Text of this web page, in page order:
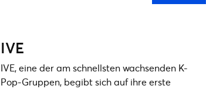
IVE
IVE, eine der am schnellsten wachsenden K-
Pop-Gruppen, begibt sich auf ihre erste